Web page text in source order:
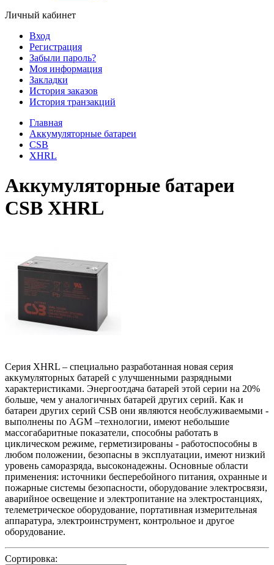
Личный кабинет
Вход
Регистрация
Забыли пароль?
Моя информация
Закладки
История заказов
История транзакций
Главная
Аккумуляторные батареи
CSB
XHRL
Аккумуляторные батареи
CSB XHRL
Серия XHRL – специально разработанная новая серия
аккумуляторных батарей с улучшенными разрядными
характеристиками. Энергоотдача батарей этой серии на 20%
больше, чем у аналогичных батарей других серий. Как и
батареи других серий CSB они являются необслуживаемыми -
выполнены по AGM –технологии, имеют небольшие
массогабаритные показатели, способны работать в
циклическом режиме, герметизированы - работоспособны в
любом положении, безопасны в эксплуатации, имеют низкий
уровень саморазряда, высоконадежны. Основные области
применения: источники бесперебойного питания, охранные и
пожарные системы безопасности, оборудование электросвязи,
аварийное освещение и электропитание на электростанциях,
телеметрическое оборудование, портативная измерительная
аппаратура, электроинструмент, контрольное и другое
оборудование.
Сортировка: